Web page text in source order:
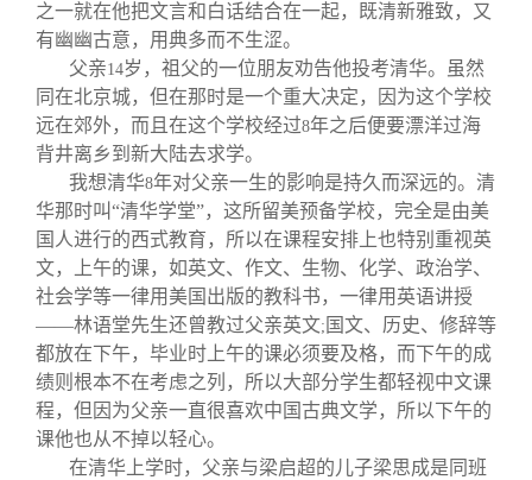
之一就在他把文言和白话结合在一起，既清新雅致，又
有幽幽古意，用典多而不生涩。
父亲14岁，祖父的一位朋友劝告他投考清华。虽然
同在北京城，但在那时是一个重大决定，因为这个学校
远在郊外，而且在这个学校经过8年之后便要漂洋过海
背井离乡到新大陆去求学。
我想清华8年对父亲一生的影响是持久而深远的。清
华那时叫“清华学堂”，这所留美预备学校，完全是由美
国人进行的西式教育，所以在课程安排上也特别重视英
文，上午的课，如英文、作文、生物、化学、政治学、
社会学等一律用美国出版的教科书，一律用英语讲授
——林语堂先生还曾教过父亲英文; 国文、历史、修辞等
都放在下午，毕业时上午的课必须要及格，而下午的成
绩则根本不在考虑之列，所以大部分学生都轻视中文课
程，但因为父亲一直很喜欢中国古典文学，所以下午的
课他也从不掉以轻心。
在清华上学时，父亲与梁启超的儿子梁思成是同班